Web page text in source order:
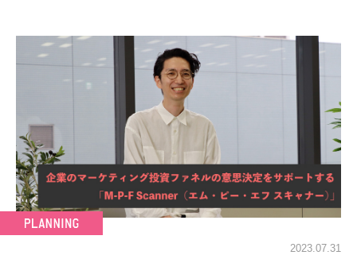
2023.07.31